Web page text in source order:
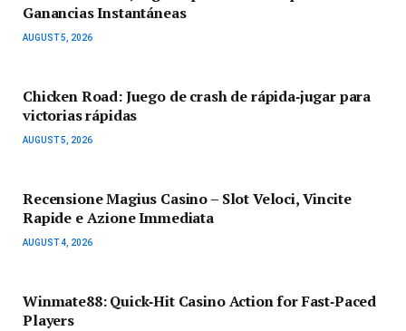
Ganancias Instantáneas
AUGUST 5, 2026
Chicken Road: Juego de crash de rápida‑jugar para
victorias rápidas
AUGUST 5, 2026
Recensione Magius Casino – Slot Veloci, Vincite
Rapide e Azione Immediata
AUGUST 4, 2026
Winmate88: Quick‑Hit Casino Action for Fast‑Paced
Players